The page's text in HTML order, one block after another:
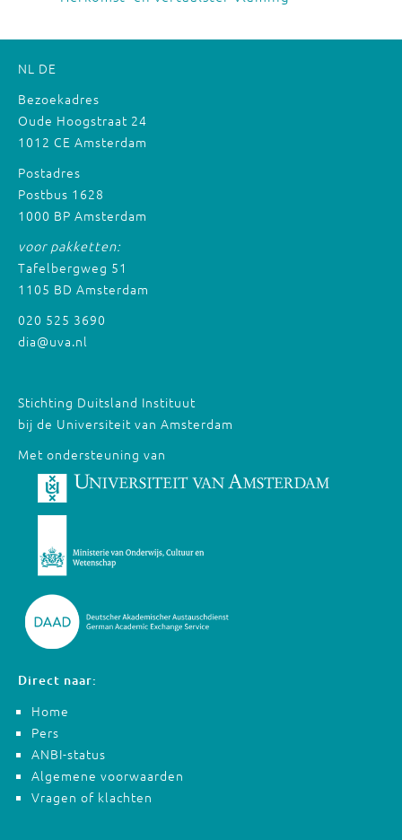
NL DE
Bezoekadres
Oude Hoogstraat 24
1012 CE Amsterdam
Postadres
Postbus 1628
1000 BP Amsterdam
voor pakketten:
Tafelbergweg 51
1105 BD Amsterdam
020 525 3690
dia@uva.nl
Stichting Duitsland Instituut
bij de Universiteit van Amsterdam
Met ondersteuning van
Direct naar:
Home
Pers
ANBI-status
Algemene voorwaarden
Vragen of klachten